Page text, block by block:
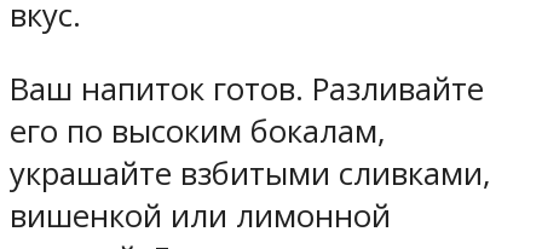
вкус.
Ваш напиток готов. Разливайте
его по высоким бокалам,
украшайте взбитыми сливками,
вишенкой или лимонной